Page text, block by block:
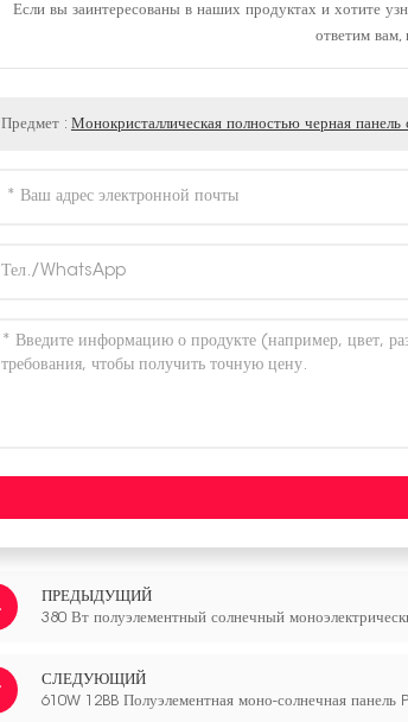
Если вы заинтересованы в наших продуктах и хотите
ответим вам,
Предмет : Монокристаллическая полностью черная
ПРЕДЫДУЩИЙ
380 Вт полуэлементный солнечный
СЛЕДУЮЩИЙ
610W 12BB Полуэлементная моно-солнечная панель